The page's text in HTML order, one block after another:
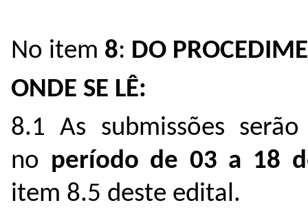
No item 8: DO
ONDE SE LÊ:
8.1 As submissões
no período de 03 a 18
item 8.5 deste edital.